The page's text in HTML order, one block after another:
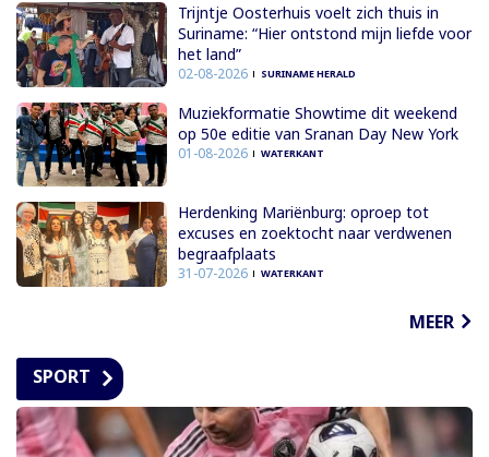
Trijntje Oosterhuis voelt zich thuis in
Suriname: “Hier ontstond mijn liefde voor
het land”
02-08-2026 SURINAME HERALD
Muziekformatie Showtime dit weekend
op 50e editie van Sranan Day New York
01-08-2026 WATERKANT
Herdenking Mariënburg: oproep tot
excuses en zoektocht naar verdwenen
begraafplaats
31-07-2026 WATERKANT
MEER
SPORT